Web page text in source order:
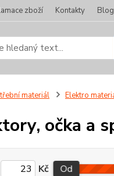
zboží Kontakty Blog
materiál Elektro
očka a
Kč Od